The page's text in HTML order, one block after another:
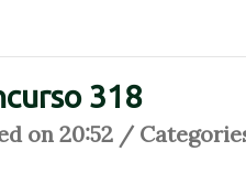
318
on 20:52 /